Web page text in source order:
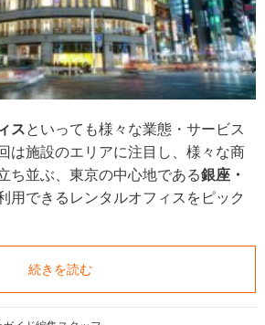
スといっても様々な業態・サービス
は施設のエリアに注目し、様々な商
ち並ぶ、東京の中心地である銀座・
用できるレンタルオフィスをピック
続きを読む